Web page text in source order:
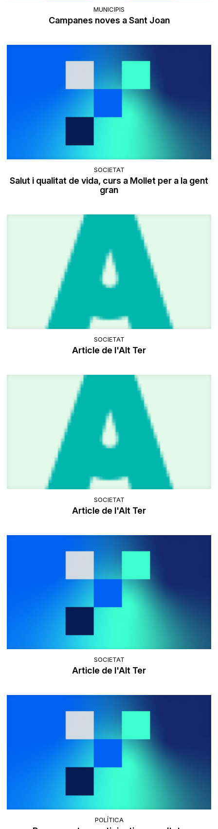
MUNICIPIS
Campanes noves a Sant Joan
SOCIETAT
Salut i qualitat de vida, curs a Mollet per a la gent
gran
SOCIETAT
Article de l'Alt Ter
SOCIETAT
Article de l'Alt Ter
SOCIETAT
Article de l'Alt Ter
POLÍTICA